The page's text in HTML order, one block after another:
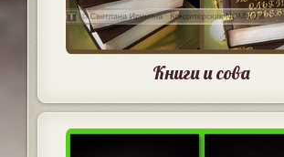
Книги и сова